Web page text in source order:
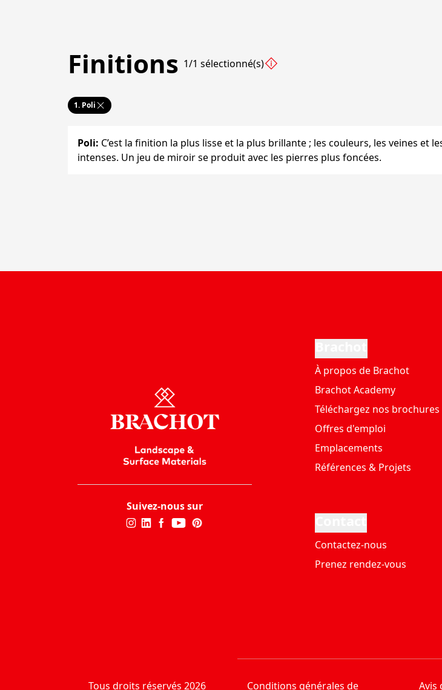
Finitions 1/1 sélectionné(s)
1. Poli
Poli: C’est la finition la plus lisse et la plus brillante ; les couleurs, les veines et
intenses. Un jeu de miroir se produit avec les pierres plus foncées.
Suivez-nous sur
À propos de Brachot
Brachot Academy
Téléchargez nos brochures
Offres d'emploi
Emplacements
Références & Projets
Contactez-nous
Prenez rendez-vous
Tous droits réservés 2026 Conditions générales de Avis